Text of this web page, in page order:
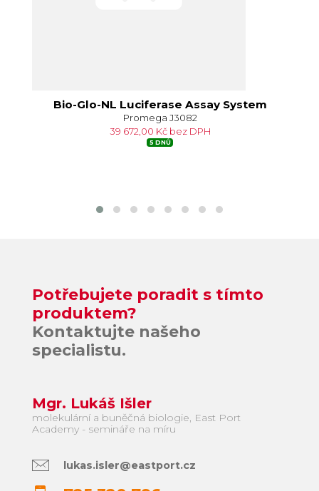
Bio-Glo-NL Luciferase Assay System
Promega J3082
39 672,00 Kč bez DPH
5 DNŮ
Potřebujete poradit s tímto
produktem?
Kontaktujte našeho
specialistu.
Mgr. Lukáš Išler
molekulární a buněčná biologie, East Port
Academy - semináře na míru
lukas.isler@eastport.cz